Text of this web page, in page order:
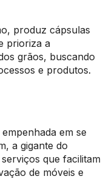
produz cápsulas
prioriza a
grãos, buscando
e produtos.
empenhada em se
a gigante do
que facilitam
de móveis e